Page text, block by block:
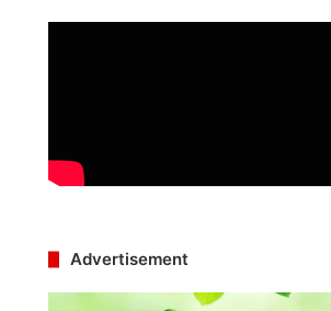
Advertisement